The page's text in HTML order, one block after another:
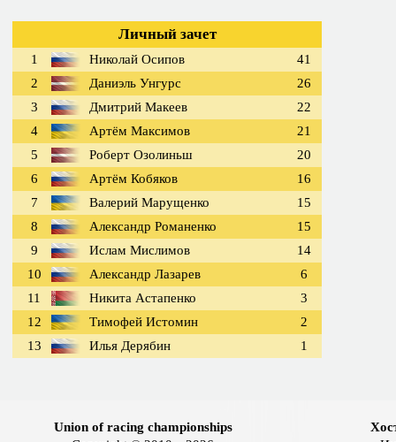
Личный зачет
1 Николай Осипов
41
2
Даниэль Унгурс
26
3
Дмитрий Макеев
22
4
Артём Максимов
21
5
Роберт Озолиньш
20
6
Артём Кобяков
16
7
Валерий Марущенко
15
8
Александр Романенко
15
9
Ислам Мислимов
14
10
Александр Лазарев
6
11
Никита Астапенко
3
12
Тимофей Истомин
2
13
Илья Дерябин 1
Union of racing championships